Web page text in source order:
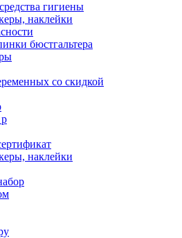
гигиены
наклейки
бюстгальтера
со скидкой
наклейки